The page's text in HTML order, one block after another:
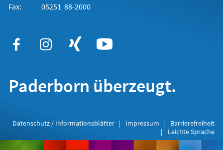
Fax:
05251 88-2000
Paderborn überzeugt.
Datenschutz / Informationsblätter Impressum
Barrierefreiheit
Leichte Sprache